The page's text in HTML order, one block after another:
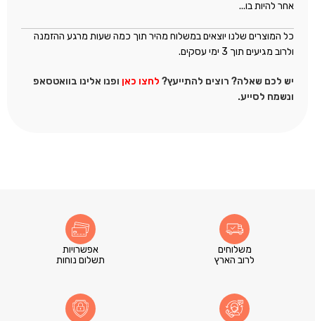
אחר להיות בו...
כל המוצרים שלנו יוצאים במשלוח מהיר תוך כמה שעות מרגע ההזמנה
ולרוב מגיעים תוך 3 ימי עסקים.
יש לכם שאלה? רוצים להתייעץ? לחצו כאן ופנו אלינו בוואטסאפ
ונשמח לסייע.
משלוחים
לרוב הארץ
אפשרויות
תשלום נוחות